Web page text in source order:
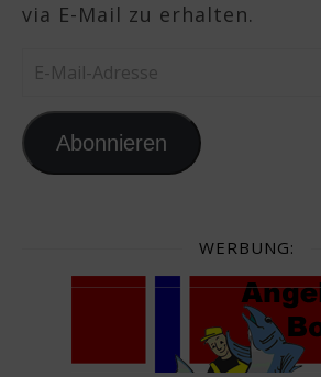
via E-Mail zu erhalten.
E-Mail-Adresse
Abonnieren
WERBUNG: